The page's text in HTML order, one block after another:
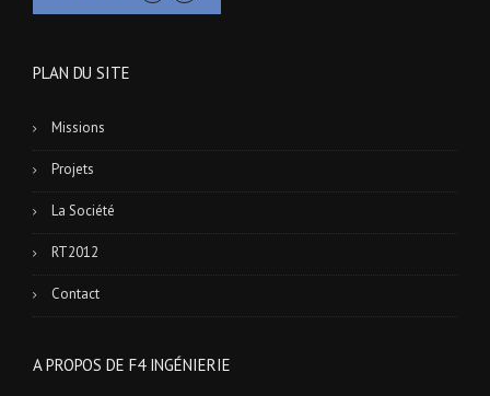
PLAN DU SITE
Missions
Projets
La Société
RT2012
Contact
A PROPOS DE F4 INGÉNIERIE